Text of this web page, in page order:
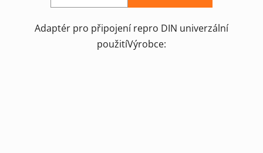
Adaptér pro připojení repro DIN univerzální
použitíVýrobce: